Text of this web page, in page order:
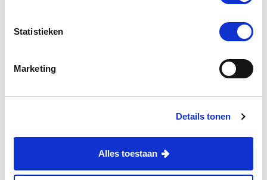
Statistieken
Marketing
Details tonen
Alles toestaan
Ja, ik meld me aan en ontvang graag e-mails van de